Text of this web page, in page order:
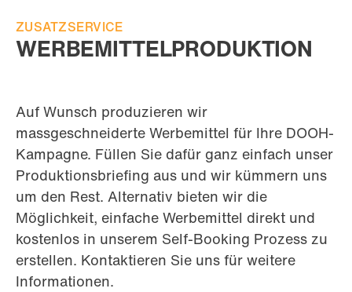
ZUSATZSERVICE
WERBEMITTELPRODUKTION
Auf Wunsch produzieren wir
massgeschneiderte Werbemittel für Ihre DOOH-
Kampagne. Füllen Sie dafür ganz einfach unser
Produktionsbriefing aus und wir kümmern uns
um den Rest. Alternativ bieten wir die
Möglichkeit, einfache Werbemittel direkt und
kostenlos in unserem Self-Booking Prozess zu
erstellen. Kontaktieren Sie uns für weitere
Informationen.